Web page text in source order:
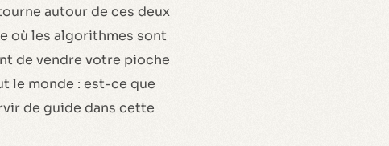
autour de ces deux
où les algorithmes sont
de vendre votre pioche
le monde : est-ce que
de guide dans cette